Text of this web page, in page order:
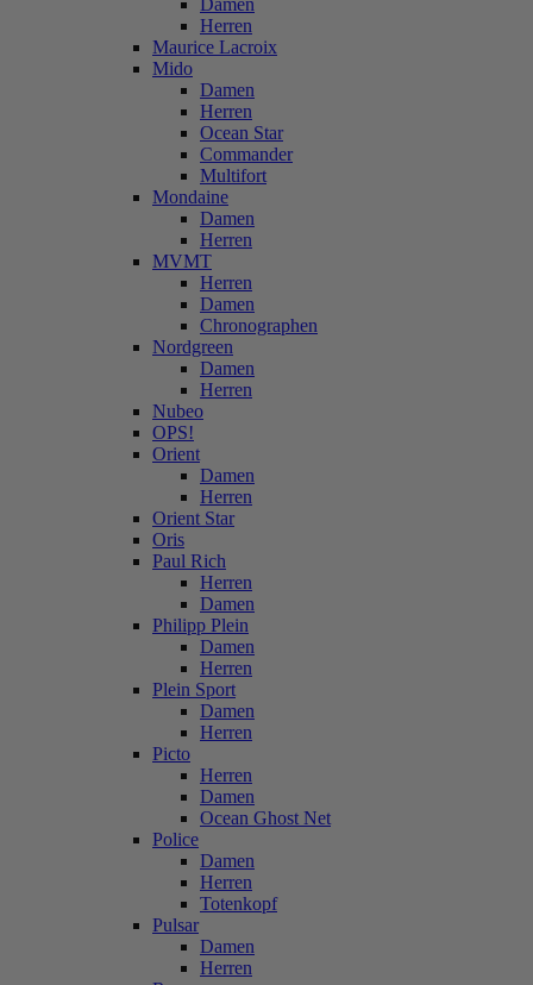
Damen
Herren
Maurice Lacroix
Mido
Damen
Herren
Ocean Star
Commander
Multifort
Mondaine
Damen
Herren
MVMT
Herren
Damen
Chronographen
Nordgreen
Damen
Herren
Nubeo
OPS!
Orient
Damen
Herren
Orient Star
Oris
Paul Rich
Herren
Damen
Philipp Plein
Damen
Herren
Plein Sport
Damen
Herren
Picto
Herren
Damen
Ocean Ghost Net
Police
Damen
Herren
Totenkopf
Pulsar
Damen
Herren